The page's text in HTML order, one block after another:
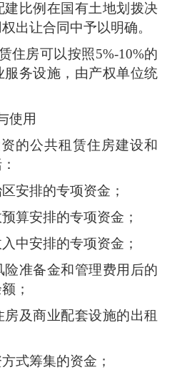
比例在国有土地划拨决
出让合同中予以明确。
住房可以按照5%-10%的
服务设施，由产权单位统
使用
的公共租赁住房建设和
安排的专项资金；
算安排的专项资金；
中安排的专项资金；
险准备金和管理费用后的
；
房及商业配套设施的出租
式筹集的资金；